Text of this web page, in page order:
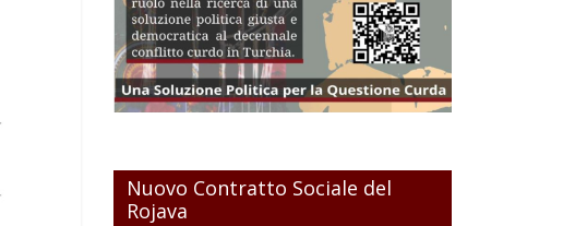
Nuovo Contratto Sociale del
Rojava